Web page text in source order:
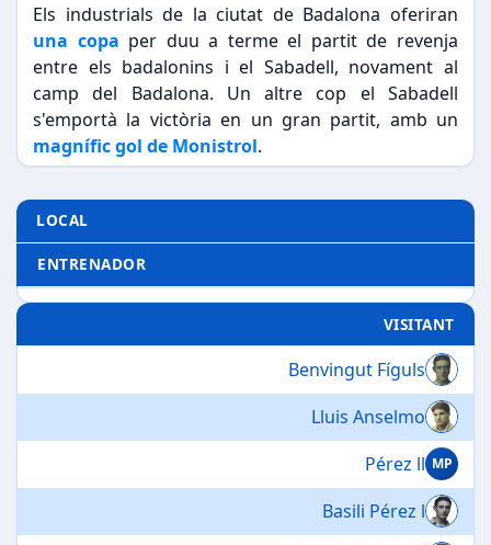
Els industrials de la ciutat de Badalona oferiran
una copa per duu a terme el partit de revenja
entre els badalonins i el Sabadell, novament al
camp del Badalona. Un altre cop el Sabadell
s'emportà la victòria en un gran partit, amb un
magnífic gol de Monistrol.
LOCAL
ENTRENADOR
VISITANT
Benvingut Fíguls
Lluis Anselmo
Pérez ll MP
Basili Pérez l